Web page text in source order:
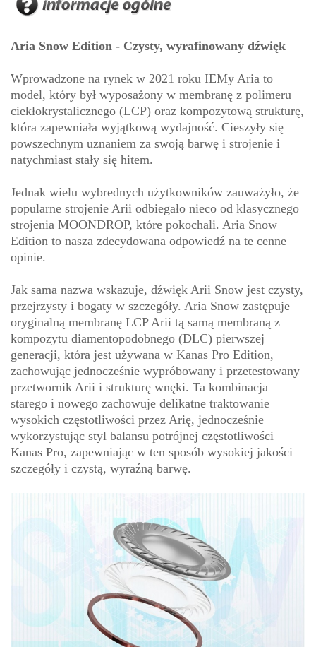
Aria Snow Edition - Czysty, wyrafinowany dźwięk
Wprowadzone na rynek w 2021 roku IEMy Aria to
model, który był wyposażony w membranę z polimeru
ciekłokrystalicznego (LCP) oraz kompozytową strukturę,
która zapewniała wyjątkową wydajność. Cieszyły się
powszechnym uznaniem za swoją barwę i strojenie i
natychmiast stały się hitem.
Jednak wielu wybrednych użytkowników zauważyło, że
popularne strojenie Arii odbiegało nieco od klasycznego
strojenia MOONDROP, które pokochali. Aria Snow
Edition to nasza zdecydowana odpowiedź na te cenne
opinie.
Jak sama nazwa wskazuje, dźwięk Arii Snow jest czysty,
przejrzysty i bogaty w szczegóły. Aria Snow zastępuje
oryginalną membranę LCP Arii tą samą membraną z
kompozytu diamentopodobnego (DLC) pierwszej
generacji, która jest używana w Kanas Pro Edition,
zachowując jednocześnie wypróbowany i przetestowany
przetwornik Arii i strukturę wnęki. Ta kombinacja
starego i nowego zachowuje delikatne traktowanie
wysokich częstotliwości przez Arię, jednocześnie
wykorzystując styl balansu potrójnej częstotliwości
Kanas Pro, zapewniając w ten sposób wysokiej jakości
szczegóły i czystą, wyraźną barwę.